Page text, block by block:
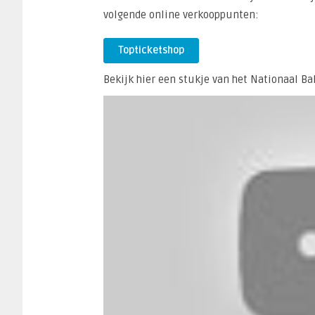
volgende online verkooppunten:
Topticketshop
Bekijk hier een stukje van het Nationaal